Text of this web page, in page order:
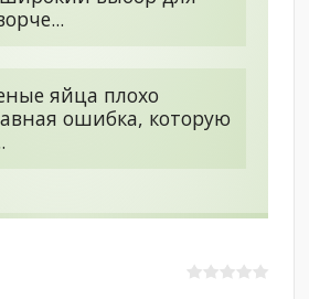
яйца плохо
ошибка, которую